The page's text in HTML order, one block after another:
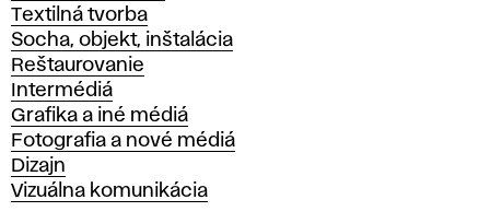
Textilná tvorba
Socha, objekt, inštalácia
Reštaurovanie
Intermédiá
Grafika a iné médiá
Fotografia a nové médiá
Dizajn
Vizuálna komunikácia